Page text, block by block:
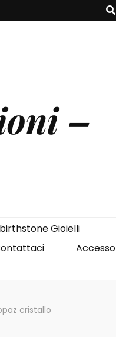
–
birthstone Gioielli
Accesso
cristallo